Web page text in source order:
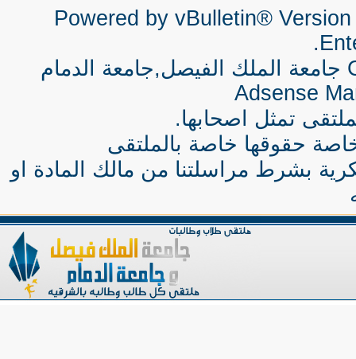
Powered by vBulletin®
جامعة الملك الفيصل,جامعة الدمام
Adsense
تمثل اصحابها.
حقوقها خاصة بالملتقى
بشرط مراسلتنا من مالك المادة او